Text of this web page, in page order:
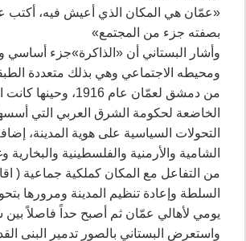
«عمّان هي المكان الذي أعيش فيه، أكتب
بصفته جزء من المجتمع»
وأشار البستاني أن «الذاكرة»جزء
ومحيطه الاجتماعي وهي بذلك متعددة
الخاضعة لحكومة الشرق العربي التي
الشامية والأرمنية والفلسطينية
من التفاعل مع المكان كملكية جماعية (
السلطة وإعادة تنظيم المدينة ومرورها
يومي لأهالي عمّان ثم أصبح حداً فاصلاً
واستعرض البستاني بالصور تدمير البنى